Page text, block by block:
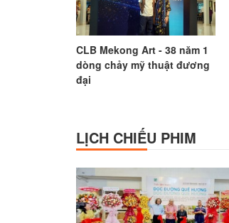
CLB Mekong Art - 38 năm 1
dòng chảy mỹ thuật đương
đại
LỊCH CHIẾU PHIM